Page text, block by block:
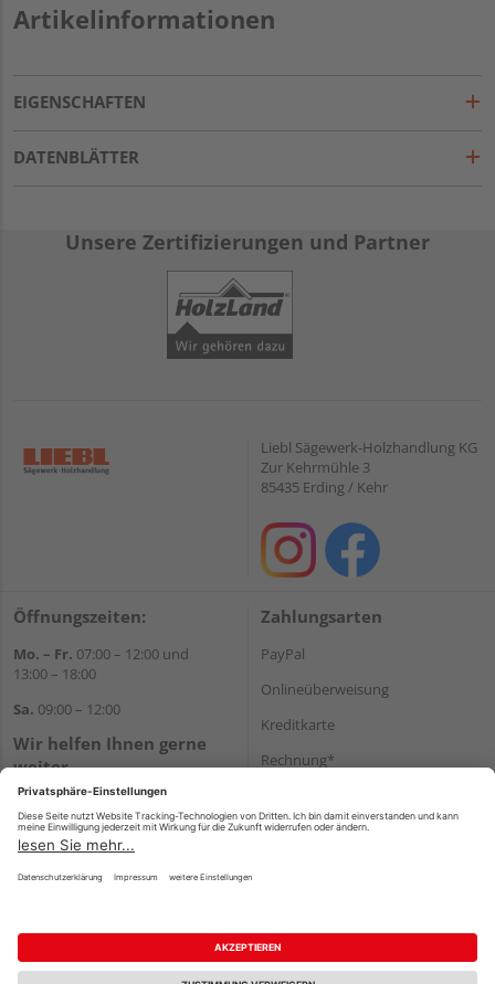
Artikelinformationen
EIGENSCHAFTEN
DATENBLÄTTER
Unsere Zertifizierungen und Partner
Liebl Sägewerk-Holzhandlung KG
Zur Kehrmühle 3
85435 Erding / Kehr
Öffnungszeiten:
Mo. – Fr. 07:00 – 12:00 und
13:00 – 18:00
Sa. 09:00 – 12:00
Wir helfen Ihnen gerne
weiter
Tel.:+49 8122 14197
E-Mail:vertrieb@holz-liebl.de
Zahlungsarten
PayPal
Onlineüberweisung
Kreditkarte
Rechnung*
Versand
Impressum AGB Widerruf
Datenschutz
Reservierungsbedingungen
Vertrag widerrufen